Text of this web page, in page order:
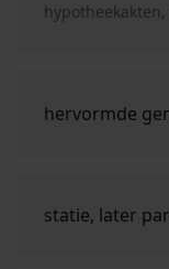
hervormde
statie, later